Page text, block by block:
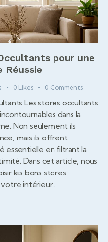
pour une
Réussie
0 Likes 0 Comments
Les stores occultants
dans la
Non seulement ils
mais ils offrent
essentielle en filtrant la
Dans cet article, nous
les bons stores
intérieur…